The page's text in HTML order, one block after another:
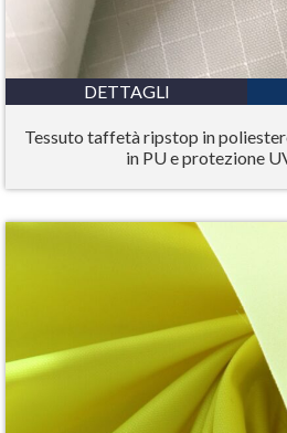
DETTAGLI
Tessuto taffetà ripstop in
in PU e protezione